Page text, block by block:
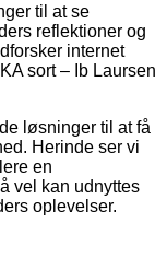
til at se
reflektioner og
internet
sort – Ib Laursen
løsninger til at få
Herinde ser vi
en
vel kan udnyttes
oplevelser.